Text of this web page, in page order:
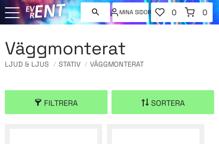
MINA SIDOR
FAVORITER
ANTAL
0
KUNDVAGN
0
Väggmonterat
LJUD & LJUS STATIV VÄGGMONTERAT
FILTRERA SORTERA